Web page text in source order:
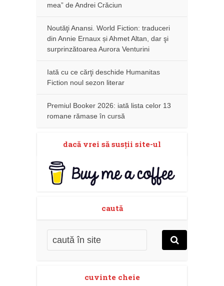
mea” de Andrei Crăciun
Noutăţi Anansi. World Fiction: traduceri
din Annie Ernaux și Ahmet Altan, dar şi
surprinzătoarea Aurora Venturini
Iată cu ce cărţi deschide Humanitas
Fiction noul sezon literar
Premiul Booker 2026: iată lista celor 13
romane rămase în cursă
dacă vrei să susţii site-ul
caută
cuvinte cheie